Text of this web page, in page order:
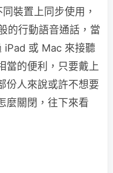
裝置上同步使用，
的行動語音通話，當
iPad 或 Mac 來接聽
當的便利，只要戴上
份人來說或許不想要
麼關閉，往下來看